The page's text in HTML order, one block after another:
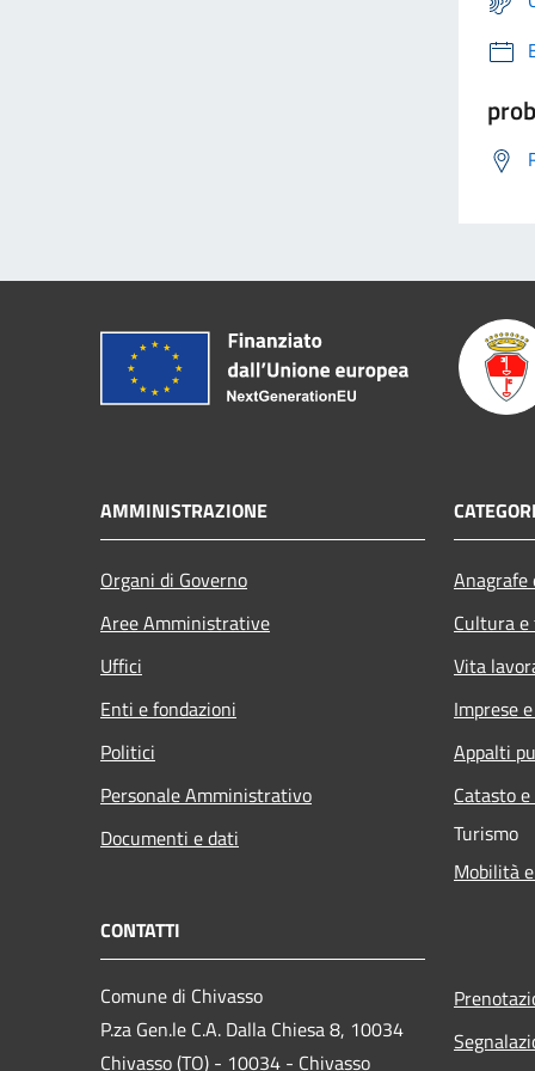
AMMINISTRAZIONE
Organi di Governo
Aree Amministrative
Uffici
Enti e fondazioni
Politici
Personale Amministrativo
Documenti e dati
Cultura
Vita
Imprese
Appalti
Catasto
Turismo
Mobilità
CONTATTI
Comune di Chivasso
P.za Gen.le C.A. Dalla Chiesa 8, 10034
Chivasso (TO) - 10034 - Chivasso